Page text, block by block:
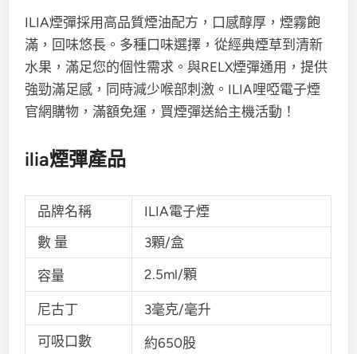
ILIA煙彈採用高品質煙油配方，口感醇厚，煙霧飽
滿，回味悠長。多種口味選擇，從經典煙草到清新
水果，滿足您的個性需求。與RELX煙彈通用，提供
強勁滿足感，同時減少喉部刺激。ILIA哩啞電子煙
官網購物，滿額免運，買煙彈送給主機活動！
ilia煙彈產品
品牌名稱
ILIA電子煙
數 量
3顆/盒
容量 2.5ml/顆
尼古丁 3毫克/毫升
可吸口數 約650股